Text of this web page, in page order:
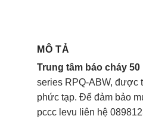
MÔ TẢ
Trung tâm báo cháy
series RPQ-ABW, được
phức tạp. Để đảm bảo
pccc levu liên hệ